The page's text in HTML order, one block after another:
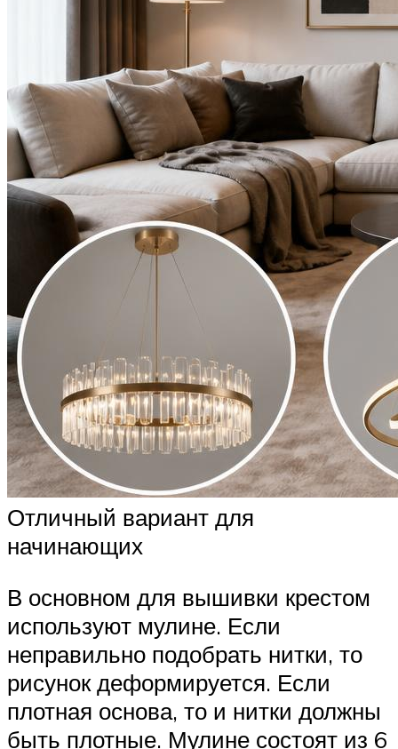
Отличный вариант для
начинающих
В основном для вышивки крестом
используют мулине. Если
неправильно подобрать нитки, то
рисунок деформируется. Если
плотная основа, то и нитки должны
быть плотные. Мулине состоят из 6